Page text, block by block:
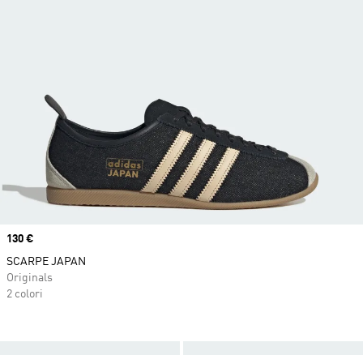
Price
130 €
SCARPE JAPAN
Originals
2 colori